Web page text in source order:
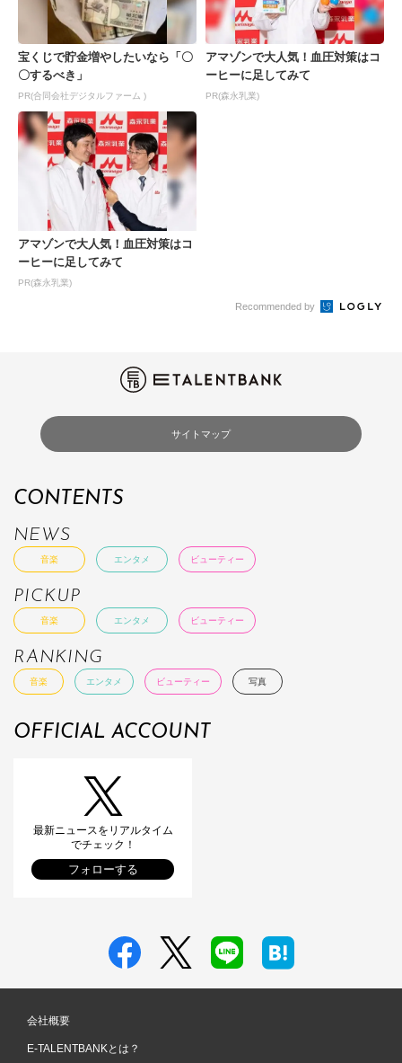
宝くじで貯金増やしたいなら「〇
〇するべき」
PR(合同会社デジタルファーム )
アマゾンで大人気！血圧対策はコ
ーヒーに足してみて
PR(森永乳業)
アマゾンで大人気！血圧対策はコ
ーヒーに足してみて
PR(森永乳業)
Recommended by
サイトマップ
CONTENTS
NEWS
音楽 エンタメ ビューティー
PICKUP
音楽 エンタメ ビューティー
RANKING
音楽 エンタメ ビューティー 写真
OFFICIAL ACCOUNT
最新ニュースをリアルタイム
でチェック！
フォローする
会社概要
E-TALENTBANKとは？